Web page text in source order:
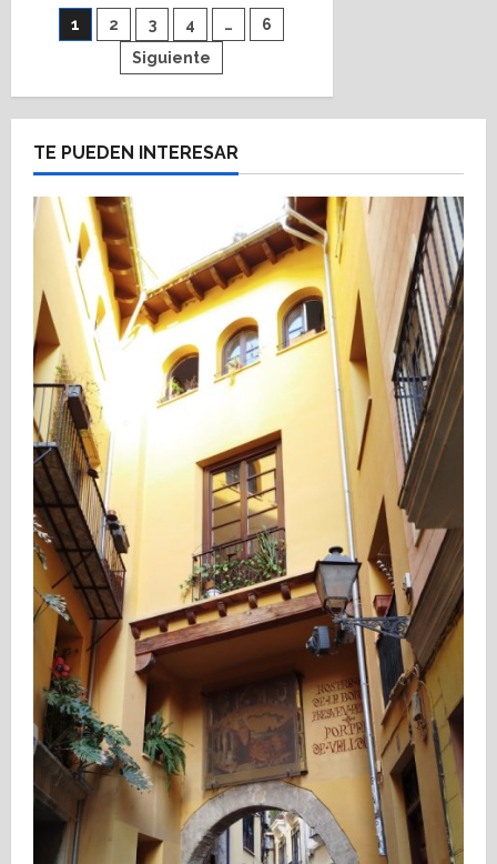
de
centro,
quédate
(Heraldo
Escolar)
Perpinyà
Paginación
entradas
1 2 3 4 …
6
Siguiente
TE PUEDEN INTERESAR